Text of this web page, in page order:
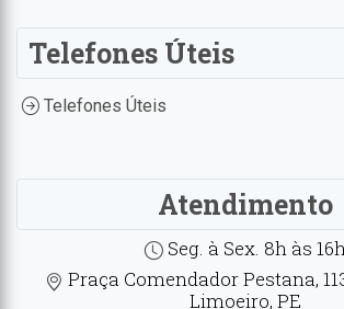
Telefones Úteis
Telefones Úteis
Atendimento
Seg. à Sex. 8h às
Praça Comendador Pestana,
Limoeiro, PE